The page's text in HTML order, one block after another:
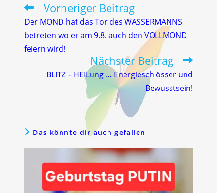
Weitere
ansehen
Vorheriger Beitrag
Der MOND hat das Tor des WASSERMANNS
betreten wo er am 9.8. auch den VOLLMOND
feiern wird!
Nächster Beitrag
BLITZ – HEILung … Energieschlösser und
Bewusstsein!
Das könnte dir auch gefallen